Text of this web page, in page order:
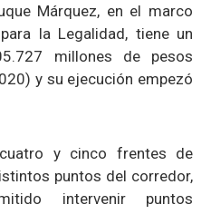
Márquez, en el marco
la Legalidad, tiene un
millones de pesos
y su ejecución empezó
y cinco frentes de
puntos del corredor,
intervenir puntos